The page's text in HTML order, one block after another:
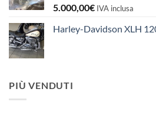
5.000,00€ IVA inclusa
Harley-Davidson XLH
PIÙ VENDUTI